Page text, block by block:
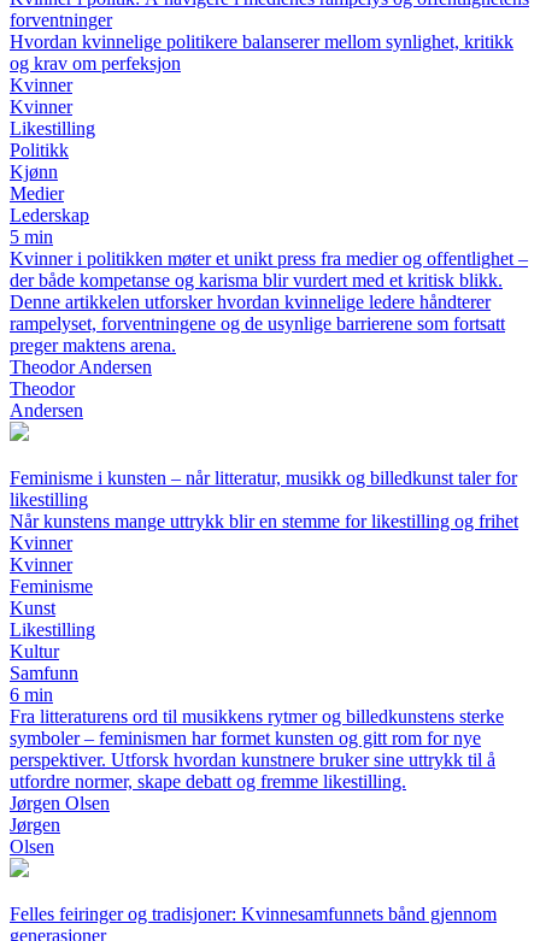
forventninger
Hvordan kvinnelige politikere balanserer mellom synlighet, kritikk
og krav om perfeksjon
Kvinner
Kvinner
Likestilling
Politikk
Kjønn
Medier
Lederskap
5 min
Kvinner i politikken møter et unikt press fra medier og offentlighet –
der både kompetanse og karisma blir vurdert med et kritisk blikk.
Denne artikkelen utforsker hvordan kvinnelige ledere håndterer
rampelyset, forventningene og de usynlige barrierene som fortsatt
preger maktens arena.
Theodor Andersen
Theodor
Andersen
Feminisme i kunsten – når litteratur, musikk og billedkunst taler for
likestilling
Når kunstens mange uttrykk blir en stemme for likestilling og frihet
Kvinner
Kvinner
Feminisme
Kunst
Likestilling
Kultur
Samfunn
6 min
Fra litteraturens ord til musikkens rytmer og billedkunstens sterke
symboler – feminismen har formet kunsten og gitt rom for nye
perspektiver. Utforsk hvordan kunstnere bruker sine uttrykk til å
utfordre normer, skape debatt og fremme likestilling.
Jørgen Olsen
Jørgen
Olsen
Felles feiringer og tradisjoner: Kvinnesamfunnets bånd gjennom
generasjoner